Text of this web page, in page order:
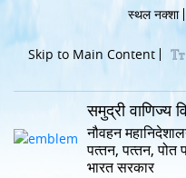
main
Menu
स्थल नक्शा
Skip to Main Content
समुद्री वाणिज्य
नौवहन
पत्‍तन, पत्‍तन, पोत
भारत सरकार